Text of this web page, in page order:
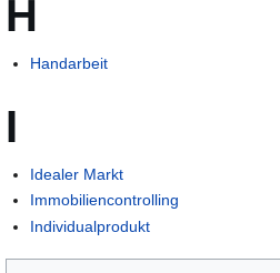
H
Handarbeit
I
Idealer Markt
Immobiliencontrolling
Individualprodukt